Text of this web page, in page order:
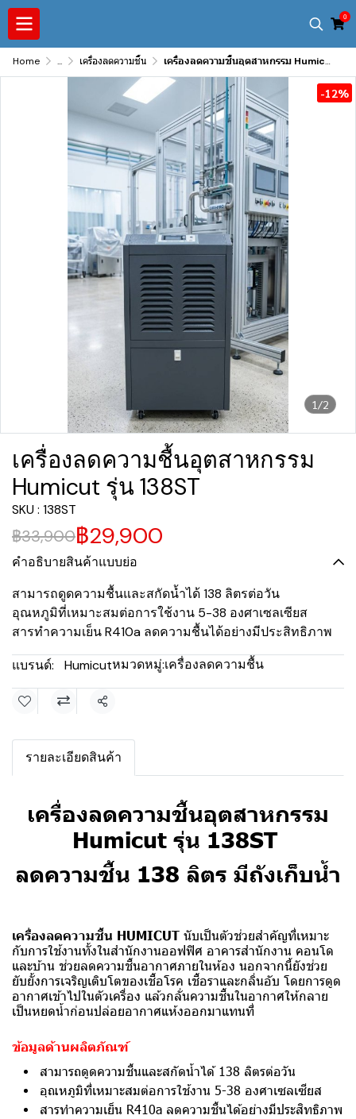
0
Home ... เครื่องลดความชื้น เครื่องลดความชื้นอุตสาหกรรม Humicut รุ่น 138ST
1/2
-12%
เครื่องลดความชื้นอุตสาหกรรม
Humicut รุ่น 138ST
SKU : 138ST
฿33,900฿29,900
คำอธิบายสินค้าแบบย่อ
สามารถดูดความชื้นและสกัดน้ำได้ 138 ลิตรต่อวัน
อุณหภูมิที่เหมาะสมต่อการใช้งาน 5-38 องศาเซลเซียส
สารทำความเย็น R410a ลดความชื้นได้อย่างมีประสิทธิภาพ
แบรนด์:
Humicutหมวดหมู่:เครื่องลดความชื้น
แชร์
รายละเอียดสินค้า
เครื่องลดความชื้นอุตสาหกรรม
Humicut รุ่น 138ST
ลดความชื้น 138 ลิตร มีถังเก็บน้ำ
เครื่องลดความชื้น HUMICUT นับเป็นตัวช่วยสำคัญที่เหมาะ
กับการใช้งานทั้งในสำนักงานออฟฟิศ อาคารสำนักงาน คอนโด
และบ้าน ช่วยลดความชื้นอากาศภายในห้อง นอกจากนี้ยังช่วย
ยับยั้งการเจริญเติบโตของเชื้อโรค เชื้อราและกลิ่นอับ โดยการดูด
อากาศเข้าไปในตัวเครื่อง แล้วกลั่นความชื้นในอากาศให้กลาย
เป็นหยดน้ำก่อนปล่อยอากาศแห้งออกมาแทนที่
ข้อมูลด้านผลิตภัณฑ์
สามารถดูดความชื้นและสกัดน้ำได้ 138 ลิตรต่อวัน
อุณหภูมิที่เหมาะสมต่อการใช้งาน 5-38 องศาเซลเซียส
สารทำความเย็น R410a ลดความชื้นได้อย่างมีประสิทธิภาพ